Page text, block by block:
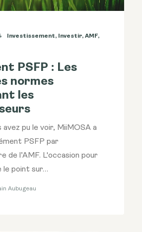
Investissement, Investir, AMF,
PSFP : Les
normes
les
avez pu le voir, MiiMOSA a
PSFP par
de l’AMF. L'occasion pour
le point sur…
Aubugeau